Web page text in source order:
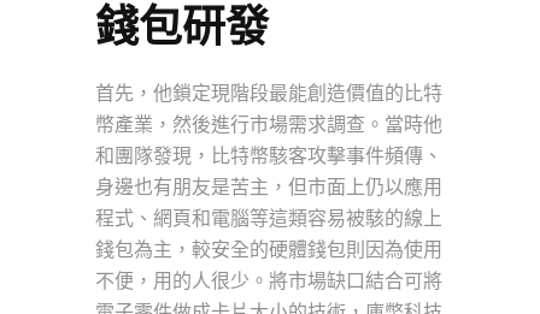
錢包研發
首先，他鎖定現階段最能創造價值的比特
幣產業，然後進行市場需求調查。當時他
和團隊發現，比特幣駭客攻擊事件頻傳、
身邊也有朋友是苦主，但市面上仍以應用
程式、網頁和電腦等這類容易被駭的線上
錢包為主，較安全的硬體錢包則因為使用
不便，用的人很少。將市場缺口結合可將